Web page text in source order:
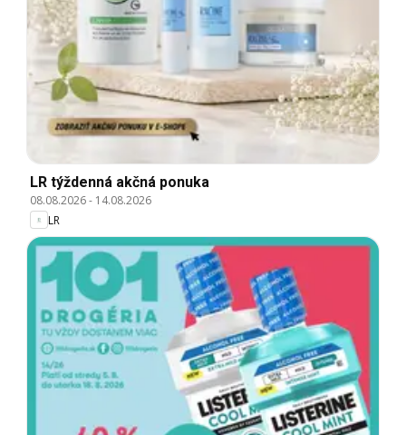
LR týždenná akčná ponuka
08.08.2026- 14.08.2026
LR